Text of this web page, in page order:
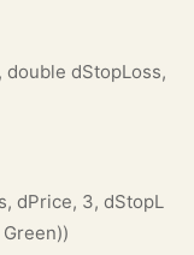
dStopLoss,
dPrice, 3, dStopL